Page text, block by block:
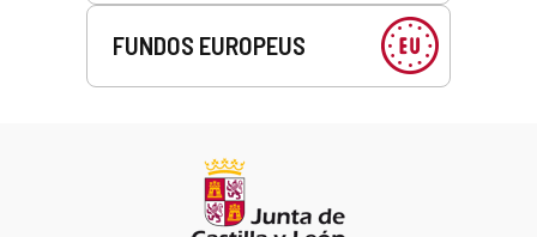
FUNDOS EUROPEUS